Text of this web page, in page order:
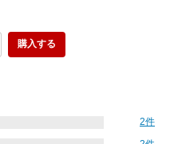
購入する
2件